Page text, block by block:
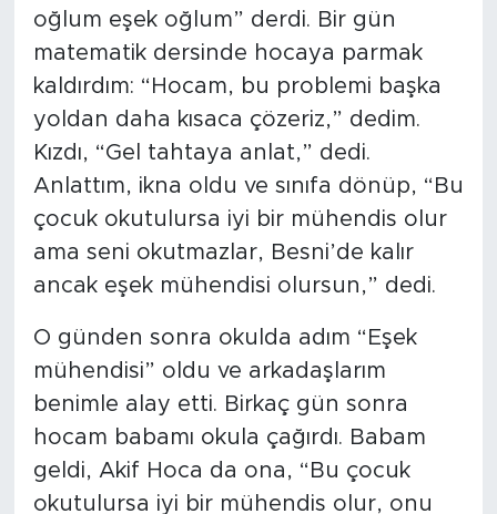
oğlum eşek oğlum” derdi. Bir gün
matematik dersinde hocaya parmak
kaldırdım: “Hocam, bu problemi başka
yoldan daha kısaca çözeriz,” dedim.
Kızdı, “Gel tahtaya anlat,” dedi.
Anlattım, ikna oldu ve sınıfa dönüp, “Bu
çocuk okutulursa iyi bir mühendis olur
ama seni okutmazlar, Besni’de kalır
ancak eşek mühendisi olursun,” dedi.
O günden sonra okulda adım “Eşek
mühendisi” oldu ve arkadaşlarım
benimle alay etti. Birkaç gün sonra
hocam babamı okula çağırdı. Babam
geldi, Akif Hoca da ona, “Bu çocuk
okutulursa iyi bir mühendis olur, onu